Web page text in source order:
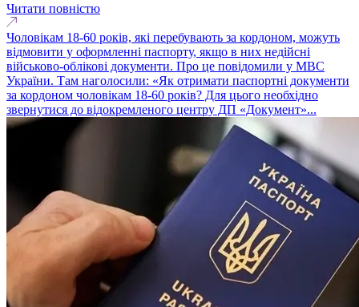
Читати повністю
Чоловікам 18-60 років, які перебувають за кордоном, можуть
відмовити у оформленні паспорту, якщо в них недійсні
військово-облікові документи. Про це повідомили у МВС
України. Там наголосили: «Як отримати паспортні документи
за кордоном чоловікам 18-60 років? Для цього необхідно
звернутися до відокремленого центру ДП «Документ»...